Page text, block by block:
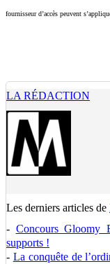
fournisseur d’accès peuvent
LA RÉDACTION
Les derniers articles de
- Concours Gloomy
supports !
- La conquête de